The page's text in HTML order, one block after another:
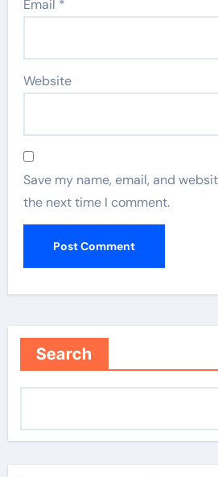
Email *
Website
Save my name, email, and
the next time I comment.
Search